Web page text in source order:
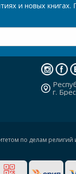
и новых книгах.
г.
по делам